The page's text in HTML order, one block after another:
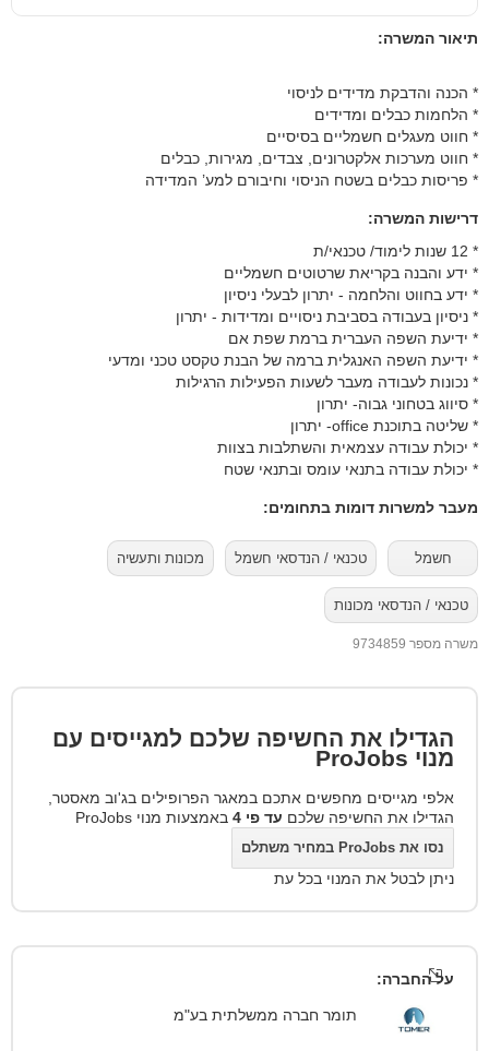
תיאור המשרה:
* הכנה והדבקת מדידים לניסוי
* הלחמות כבלים ומדידים
* חווט מעגלים חשמליים בסיסיים
* חווט מערכות אלקטרונים, צבדים, מגירות, כבלים
* פריסות כבלים בשטח הניסוי וחיבורם למע’ המדידה
דרישות המשרה:
* 12 שנות לימוד/ טכנאי/ת
* ידע והבנה בקריאת שרטוטים חשמליים
* ידע בחווט והלחמה - יתרון לבעלי ניסיון
* ניסיון בעבודה בסביבת ניסויים ומדידות - יתרון
* ידיעת השפה העברית ברמת שפת אם
* ידיעת השפה האנגלית ברמה של הבנת טקסט טכני ומדעי
* נכונות לעבודה מעבר לשעות הפעילות הרגילות
* סיווג בטחוני גבוה- יתרון
* שליטה בתוכנת office- יתרון
* יכולת עבודה עצמאית והשתלבות בצוות
* יכולת עבודה בתנאי עומס ובתנאי שטח
מעבר למשרות דומות בתחומים:
חשמל טכנאי / הנדסאי חשמל מכונות ותעשיה
טכנאי / הנדסאי מכונות
משרה מספר 9734859
הגדילו את החשיפה שלכם למגייסים עם
מנוי ProJobs
אלפי מגייסים מחפשים אתכם במאגר הפרופילים בג'וב מאסטר,
הגדילו את החשיפה שלכם עד פי 4 באמצעות מנוי ProJobs
נסו את ProJobs במחיר משתלם
ניתן לבטל את המנוי בכל עת
על החברה:
תומר חברה ממשלתית בע"מ